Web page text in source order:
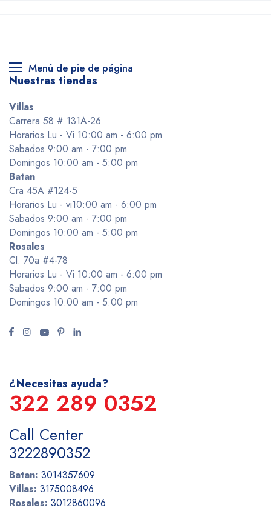
Menú de pie de página
Nuestras tiendas
Villas
Carrera 58 # 131A-26
Horarios Lu - Vi 10:00 am - 6:00 pm
Sabados 9:00 am - 7:00 pm
Domingos 10:00 am - 5:00 pm
Batan
Cra 45A #124-5
Horarios Lu - vi10:00 am - 6:00 pm
Sabados 9:00 am - 7:00 pm
Domingos 10:00 am - 5:00 pm
Rosales
Cl. 70a #4-78
Horarios Lu - Vi 10:00 am - 6:00 pm
Sabados 9:00 am - 7:00 pm
Domingos 10:00 am - 5:00 pm
¿Necesitas ayuda?
322 289 0352
Call Center
3222890352
Batan: 3014357609
Villas: 3175008496
Rosales: 3012860096